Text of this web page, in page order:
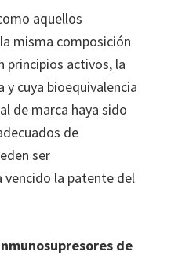
aquellos
misma composición
principios activos, la
cuya bioequivalencia
de marca haya sido
de
ser
vencido la patente del
de